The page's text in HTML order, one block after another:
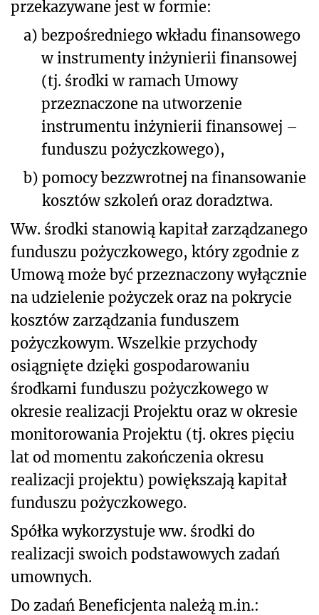
przekazywane jest w formie:
a) bezpośredniego wkładu finansowego
w instrumenty inżynierii finansowej
(tj. środki w ramach Umowy
przeznaczone na utworzenie
instrumentu inżynierii finansowej –
funduszu pożyczkowego),
b) pomocy bezzwrotnej na finansowanie
kosztów szkoleń oraz doradztwa.
Ww. środki stanowią kapitał zarządzanego
funduszu pożyczkowego, który zgodnie z
Umową może być przeznaczony wyłącznie
na udzielenie pożyczek oraz na pokrycie
kosztów zarządzania funduszem
pożyczkowym. Wszelkie przychody
osiągnięte dzięki gospodarowaniu
środkami funduszu pożyczkowego w
okresie realizacji Projektu oraz w okresie
monitorowania Projektu (tj. okres pięciu
lat od momentu zakończenia okresu
realizacji projektu) powiększają kapitał
funduszu pożyczkowego.
Spółka wykorzystuje ww. środki do
realizacji swoich podstawowych zadań
umownych.
Do zadań Beneficjenta należą m.in.: